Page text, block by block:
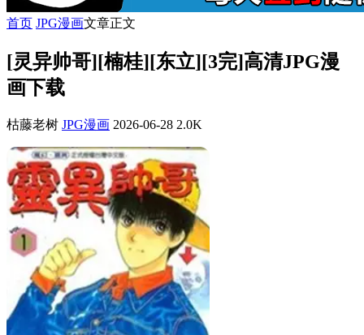
首页 JPG漫画文章正文
[灵异帅哥][楠桂][东立][3完]高清JPG漫
画下载
枯藤老树 JPG漫画 2026-06-28 2.0K